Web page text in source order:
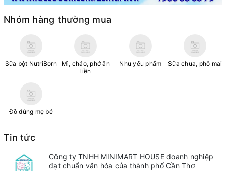
Nhóm hàng thường mua
Sữa bột NutriBorn
Mì, cháo, phở ăn
liền
Nhu yếu phẩm Sữa chua, phô mai
Đồ dùng mẹ bé
Tin tức
Công ty TNHH MINIMART HOUSE doanh nghiệp
đạt chuẩn văn hóa của thành phố Cần Thơ